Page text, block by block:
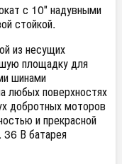
с 10″ надувными
стойкой.
из несущих
площадку для
шинами
любых поверхностях
добротных моторов
и прекрасной
В батарея